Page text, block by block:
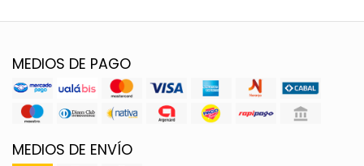
MEDIOS DE PAGO
MEDIOS DE ENVÍO